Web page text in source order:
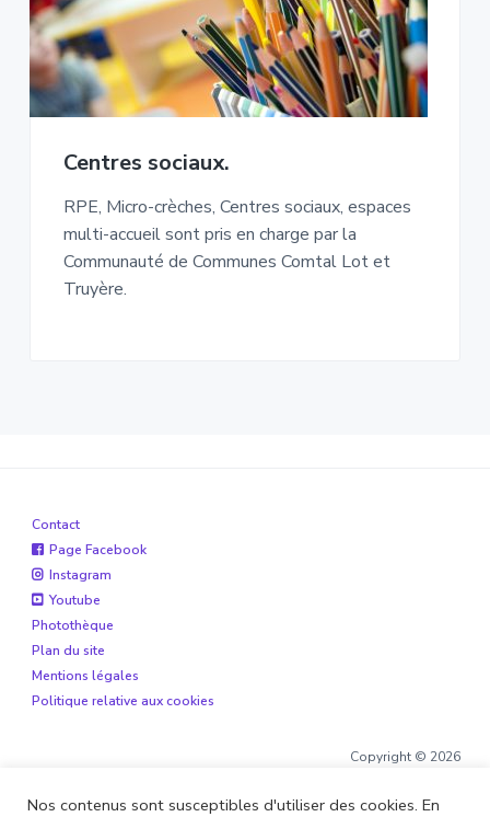
Centres sociaux.
RPE, Micro-crèches, Centres sociaux, espaces
multi-accueil sont pris en charge par la
Communauté de Communes Comtal Lot et
Truyère.
Contact
Page Facebook
Instagram
Youtube
Photothèque
Plan du site
Mentions légales
Politique relative aux cookies
Copyright © 2026
Nos contenus sont susceptibles d'utiliser des cookies. En